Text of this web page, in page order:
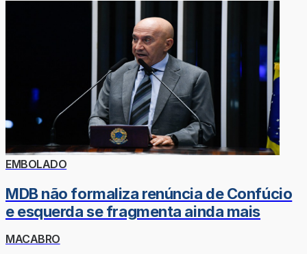
EMBOLADO
MDB não formaliza renúncia de Confúcio
e esquerda se fragmenta ainda mais
MACABRO